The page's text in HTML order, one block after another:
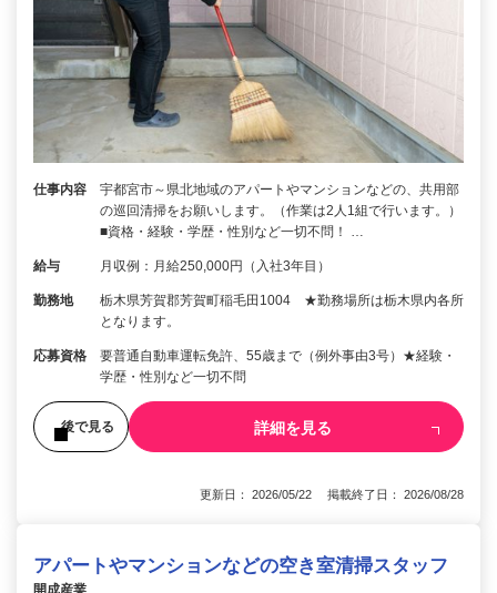
仕事内容
宇都宮市～県北地域のアパートやマンションなどの、共用部
の巡回清掃をお願いします。（作業は2人1組で行います。）
■資格・経験・学歴・性別など一切不問！ …
給与 月収例：月給250,000円（入社3年目）
勤務地
栃木県芳賀郡芳賀町稲毛田1004 ★勤務場所は栃木県内各所
となります。
応募資格
要普通自動車運転免許、55歳まで（例外事由3号）★経験・
学歴・性別など一切不問
後で見る 詳細を見る
更新日： 2026/05/22 掲載終了日： 2026/08/28
アパートやマンションなどの空き室清掃スタッフ